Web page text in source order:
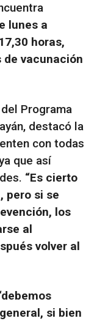
lunes a
horas,
vacunación
Programa
destacó la
con todas
que así
“Es cierto
pero si se
los
al
volver al
si bien